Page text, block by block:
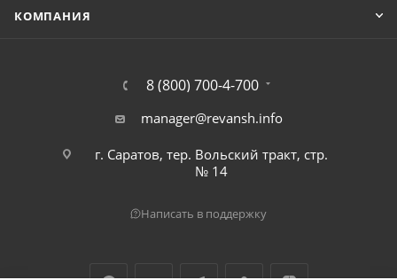
КОМПАНИЯ
8 (800) 700-4-700
manager@revansh.info
г. Саратов, тер. Вольский тракт, стр.
№ 14
Написать в поддержку